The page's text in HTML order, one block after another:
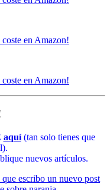
aquí(tan solo tienes que
nuevos artículos.